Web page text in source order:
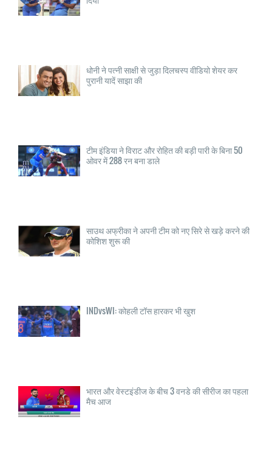
धोनी ने पत्नी साक्षी से जुड़ा दिलचस्प वीडियो शेयर कर
पुरानी यादें साझा की
टीम इंडिया ने विराट और रोहित की बड़ी पारी के बिना 50
ओवर में 288 रन बना डाले
साउथ अफ्रीका ने अपनी टीम को नए सिरे से खड़े करने की
कोशिश शुरू की
INDvsWI: कोहली टॉस हारकर भी खुश
भारत और वेस्टइंडीज के बीच 3 वनडे की सीरीज का पहला
मैच आज